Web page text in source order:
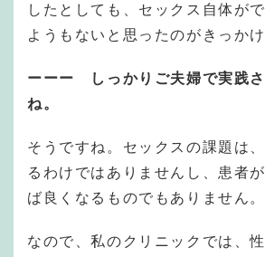
したとしても、セックス自体が
ようもないと思ったのがきっかけ
ーーー しっかりご夫婦で実践
ね。
そうですね。セックスの課題は
るわけではありませんし、患者
ば良くなるものでもありません。
なので、私のクリニックでは、